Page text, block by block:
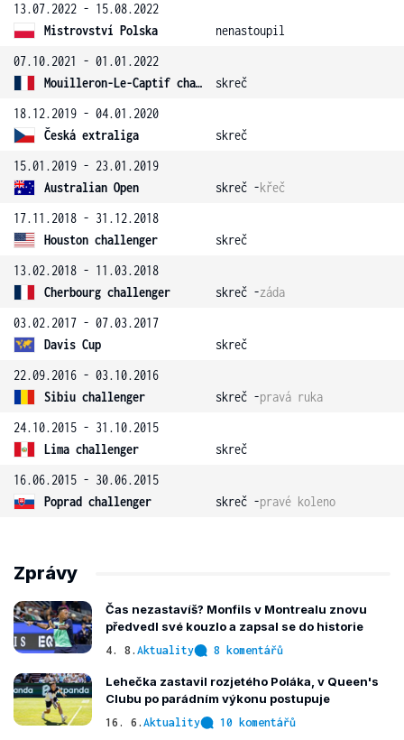
13.07.2022 - 15.08.2022
Mistrovství Polska
nenastoupil
07.10.2021 - 01.01.2022
Mouilleron-Le-Captif challenger
skreč
18.12.2019 - 04.01.2020
Česká extraliga
skreč
15.01.2019 - 23.01.2019
Australian Open
skreč -křeč
17.11.2018 - 31.12.2018
Houston challenger
skreč
13.02.2018 - 11.03.2018
Cherbourg challenger
skreč -záda
03.02.2017 - 07.03.2017
Davis Cup
skreč
22.09.2016 - 03.10.2016
Sibiu challenger
skreč -pravá ruka
24.10.2015 - 31.10.2015
Lima challenger
skreč
16.06.2015 - 30.06.2015
Poprad challenger
skreč -pravé koleno
Zprávy
Čas nezastavíš? Monfils v Montrealu znovu
předvedl své kouzlo a zapsal se do historie
4. 8. Aktuality 8 komentářů
Lehečka zastavil rozjetého Poláka, v Queen's
Clubu po parádním výkonu postupuje
16. 6. Aktuality 10 komentářů